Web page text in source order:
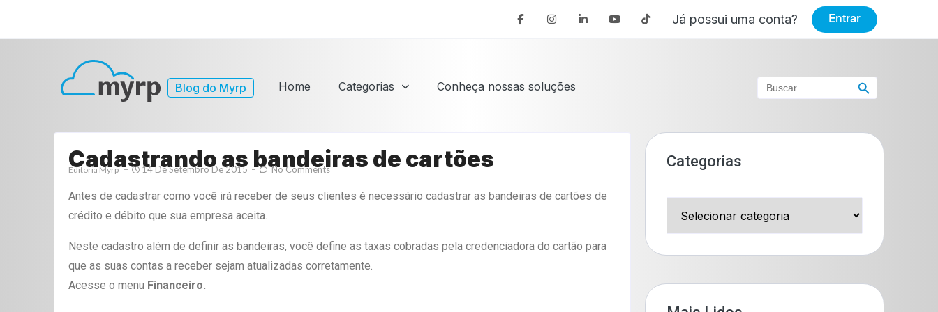
Já possui uma conta? Entrar
Blog do Myrp Home Categorias Conheça nossas soluções
Search
for:
Search Button
Cadastrando as bandeiras de cartões
Editoria Myrp 14 De Setembro De 2015 No Comments
Antes de cadastrar como você irá receber de seus clientes é necessário cadastrar as bandeiras de cartões de
crédito e débito que sua empresa aceita.
Neste cadastro além de definir as bandeiras, você define as taxas cobradas pela credenciadora do cartão para
que as suas contas a receber sejam atualizadas corretamente.
Acesse o menu Financeiro.
Categorias